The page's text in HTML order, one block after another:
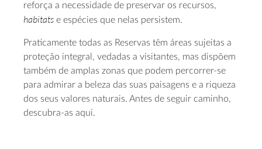
reforça a necessidade de preservar os recursos,
habitats e espécies que nelas persistem.
Praticamente todas as Reservas têm áreas sujeitas a
proteção integral, vedadas a visitantes, mas dispõem
também de amplas zonas que podem percorrer-se
para admirar a beleza das suas paisagens e a riqueza
dos seus valores naturais. Antes de seguir caminho,
descubra-as aqui.